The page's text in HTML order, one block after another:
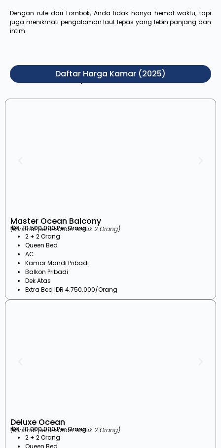
Dengan rute dari Lombok, Anda tidak hanya hemat waktu, tapi
juga menikmati pengalaman laut lepas yang lebih panjang dan
intim.
Daftar Harga Kamar (2025)
Pilih jenis kamar di bawah ini
Master Ocean Balcony
IDR. 10.500.000 Per Orang
(Minimal pemesanan untuk 2 Orang)
2 + 2 Orang
Queen Bed
AC
Kamar Mandi Pribadi
Balkon Pribadi
Dek Atas
Extra Bed IDR 4.750.000/Orang
Deluxe Ocean
IDR. 10.000.000 Per Orang
(Minimal pemesanan untuk 2 Orang)
2 + 2 Orang
Queen Bed